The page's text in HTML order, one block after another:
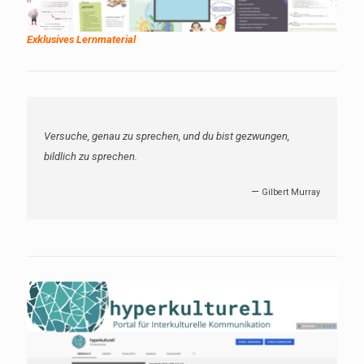
Exklusives Lernmaterial
Eine Diskussion ist unmöglich mit jemanden, der vorgibt, die
Wahrheit nicht zu suchen, sondern schon zu besitzen.
—Romain Rolland